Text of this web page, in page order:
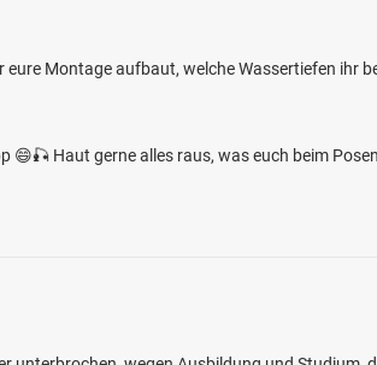
Montage aufbaut, welche Wassertiefen ihr
Haut gerne alles raus, was euch beim